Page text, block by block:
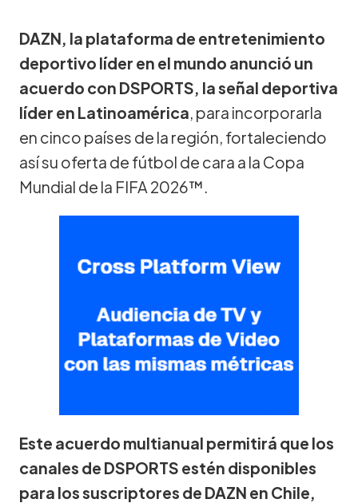
DAZN, la plataforma de entretenimiento
deportivo líder en el mundo anunció un
acuerdo con DSPORTS, la señal deportiva
líder en Latinoamérica, para incorporarla
en cinco países de la región, fortaleciendo
así su oferta de fútbol de cara a la Copa
Mundial de la FIFA 2026™.
Este acuerdo multianual permitirá que los
canales de DSPORTS estén disponibles
para los suscriptores de DAZN en Chile,